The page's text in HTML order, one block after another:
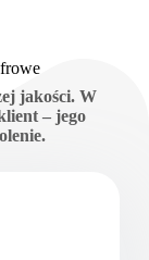
jakości. W
– jego